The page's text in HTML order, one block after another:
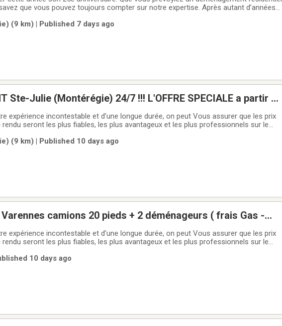
que vous pouvez toujours compter sur notre expertise. Après autant d’années
le plus
(9 km) | Published 7 days ago
(Montérégie) 24/7 !!! L'OFFRE SPECIALE a partir de
expérience incontestable et d’une longue durée, on peut Vous assurer que les prix
seront les plus fiables, les plus avantageux et les plus professionnels sur le
(9 km) | Published 10 days ago
camions 20 pieds + 2 déménageurs ( frais Gas -
expérience incontestable et d’une longue durée, on peut Vous assurer que les prix
seront les plus fiables, les plus avantageux et les plus professionnels sur le
10 days ago